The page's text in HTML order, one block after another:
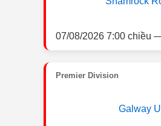
07/08/2026 7:00 chiều
Premier Division
Galway